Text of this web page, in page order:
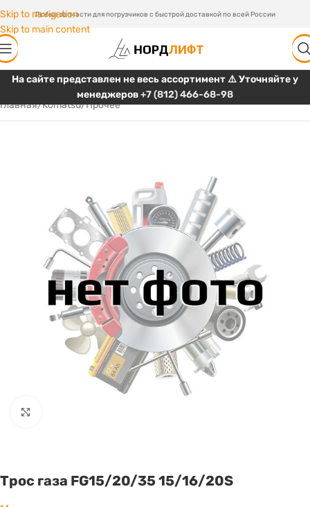
Skip to navigation
Skip to main content
Любые запчасти для погрузчиков с быстрой доставкой по всей России
На сайте представлен не весь ассортимент ⚠️ Уточняйте у
менеджеров+7 (812) 466-68-98
Главная/Komatsu/Прочее
Трос газа FG15/20/35 15/16/20S